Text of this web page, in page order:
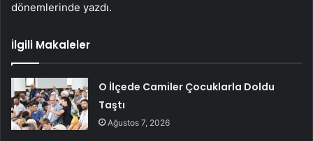
dönemlerinde yazdı.
İlgili Makaleler
O İlçede Camiler Çocuklarla Doldu
Taştı
Ağustos 7, 2026